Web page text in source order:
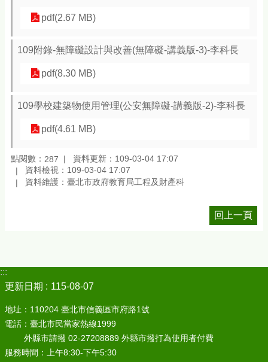
pdf(2.67 MB)
109附錄-無障礙設計與改善(無障礙-講義版-3)-李科長
pdf(8.30 MB)
109學校建築物使用管理(公安無障礙-講義版-2)-李科長
pdf(4.61 MB)
點閱數： 287
資料更新：109-03-04 17:07
資料檢視：109-03-04 17:07
資料維護：臺北市政府教育局工程及財產科
回上一頁
:::
更新日期
115-08-07
地址：110204 臺北市信義區市府路1號
電話：臺北市民當家熱線1999
外縣市請撥 02-27208889 外縣市撥打為使用者付費
服務時間：上午8:30-下午5:30